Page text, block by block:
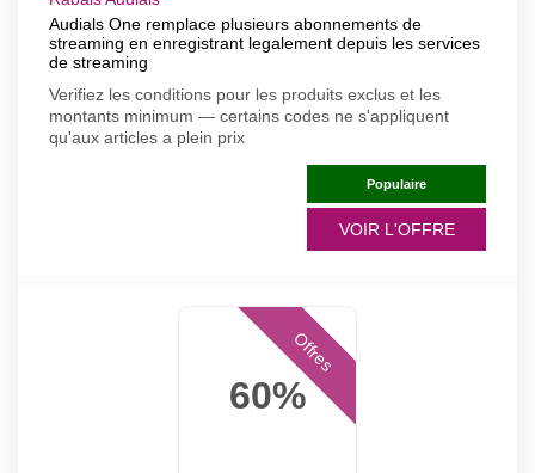
Audials One remplace plusieurs abonnements de
streaming en enregistrant legalement depuis les services
de streaming
Verifiez les conditions pour les produits exclus et les
montants minimum — certains codes ne s'appliquent
qu'aux articles a plein prix
Populaire
VOIR L'OFFRE
60%
Offres